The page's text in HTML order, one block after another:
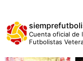
Cuenta oficial de
Futbolistas